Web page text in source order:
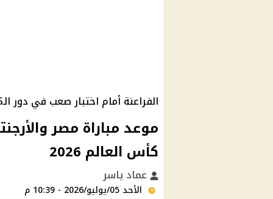
الفراعنة أمام اختبار صعب في دور الـ16
موعد مباراة مصر
كأس العالم 2026
عماد ياسر
الأحد 05/يوليو/2026 - 10:39 م